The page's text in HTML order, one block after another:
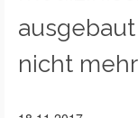
nicht